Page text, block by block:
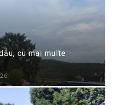
cu mai multe